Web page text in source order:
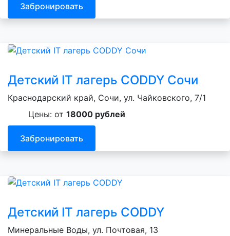
Забронировать
Детский IT лагерь CODDY Сочи
Краснодарский край, Сочи, ул. Чайковского, 7/1
Цены: от 18000 рублей
Забронировать
Детский IT лагерь CODDY
Минеральные Воды, ул. Почтовая, 13